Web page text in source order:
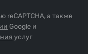
а также
Google и
услуг